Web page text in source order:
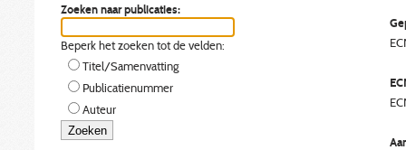
Zoeken naar publicaties:
Beperk het zoeken tot de velden:
Titel/Samenvatting
Publicatienummer
Auteur